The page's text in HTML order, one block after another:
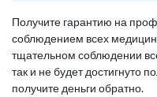
Получите гарантию на
соблюдением всех
тщательном соблюдении
так и не будет достигнуто
получите деньги обратно.